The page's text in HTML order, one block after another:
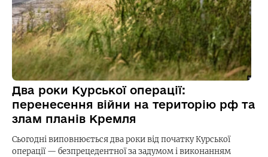
Два роки Курської операції:
перенесення війни на територію рф та
злам планів Кремля
Сьогодні виповнюється два роки від початку Курської
операції — безпрецедентної за задумом і виконанням